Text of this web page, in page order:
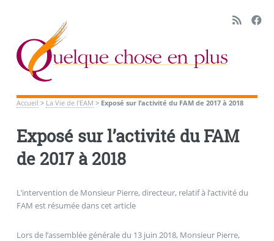
Accueil > La Vie de l’EAM > Exposé sur l’activité du FAM de 2017 à 2018
Exposé sur l’activité du FAM
de 2017 à 2018
L’intervention de Monsieur Pierre, directeur, relatif à l’activité du
FAM est résumée dans cet article
Lors de l’assemblée générale du 13 juin 2018, Monsieur Pierre,